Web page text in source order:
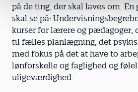
på de ting, der skal laves om. En
skal se på:
kurser for lærere og pædagoger,
til fælles planlægning, det
med fokus på det at have to
lønforskelle og faglighed og
uligeværdighed.